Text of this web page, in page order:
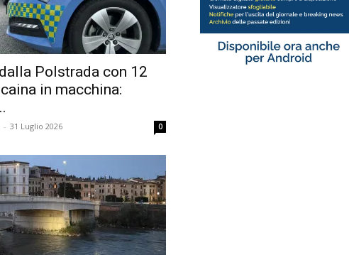
Polstrada con 12
in macchina:
- 31 Luglio 2026 0